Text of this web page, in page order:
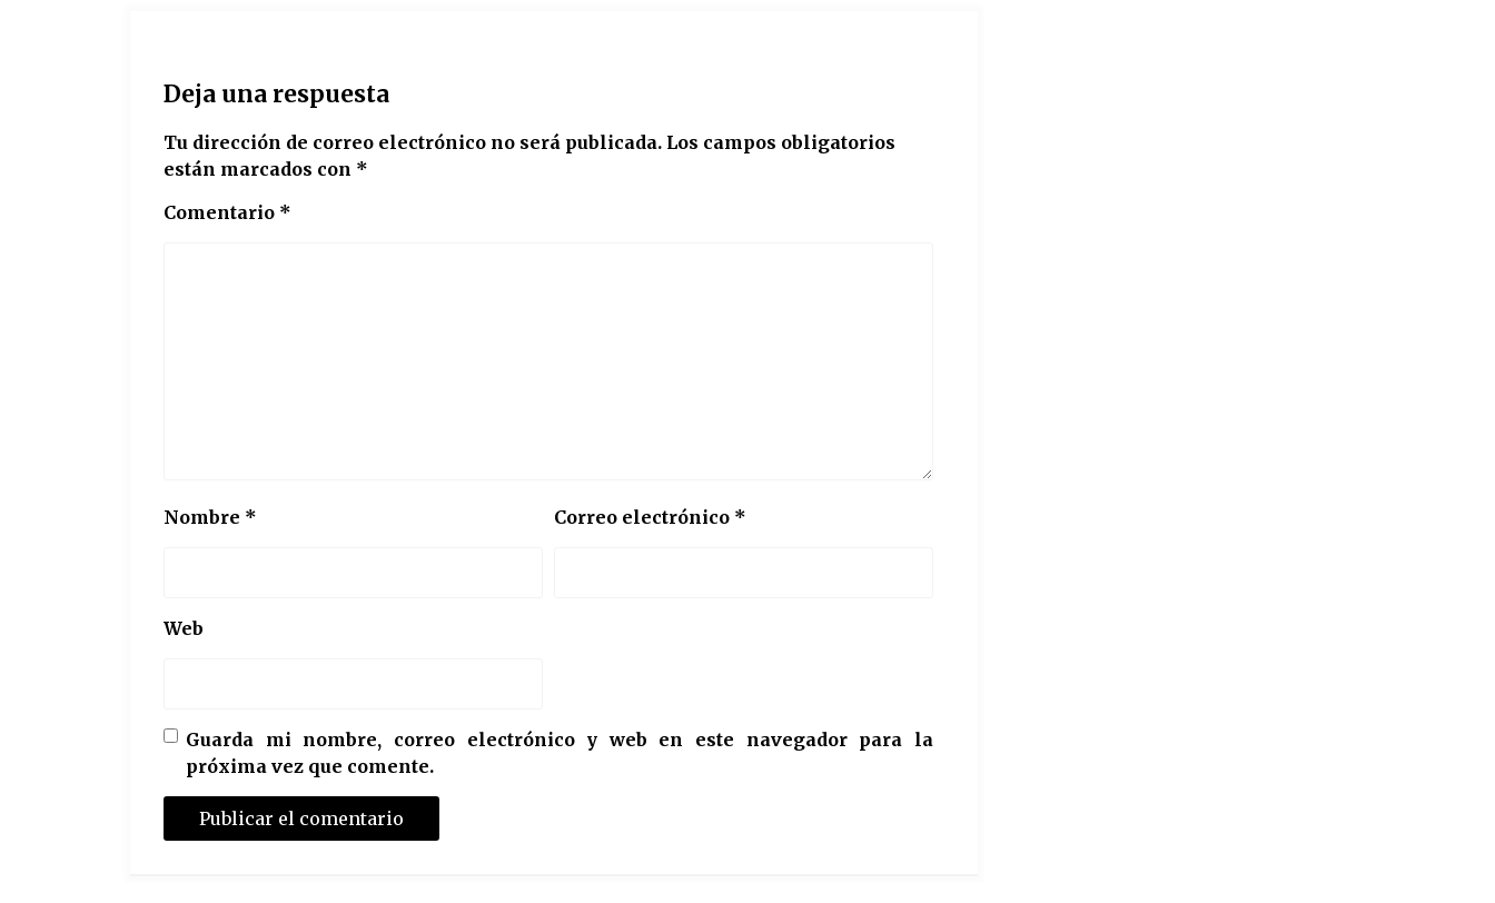
Deja una respuesta
Tu dirección de correo electrónico no será publicada. Los campos obligatorios
están marcados con *
Comentario *
Nombre * Correo electrónico *
Web
Guarda mi nombre, correo electrónico y web en este navegador para la
próxima vez que comente.